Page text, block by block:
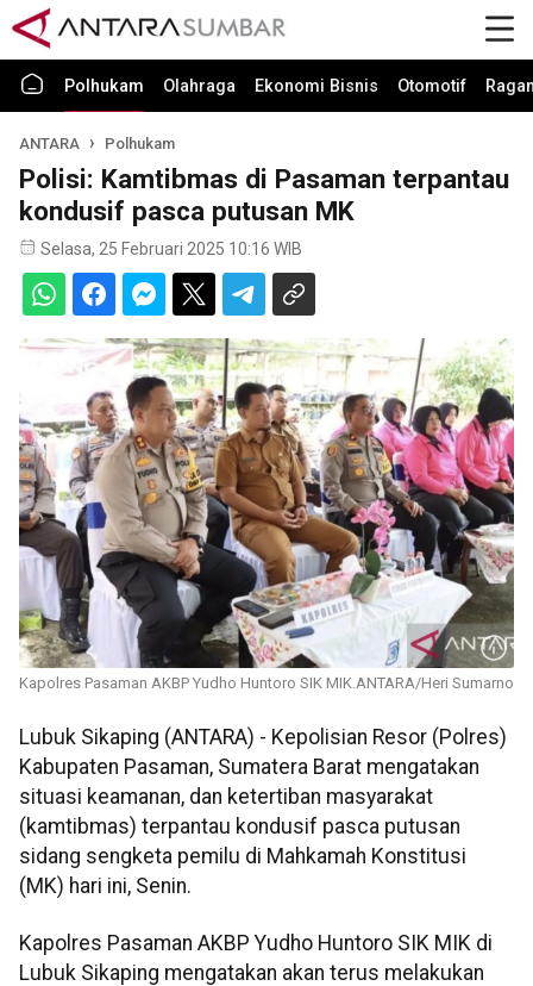
Polhukam Olahraga Ekonomi Bisnis Otomotif
ANTARA Polhukam
Polisi: Kamtibmas di Pasaman terpantau
kondusif pasca putusan MK
Selasa, 25 Februari 2025 10:16 WIB
Kapolres Pasaman AKBP Yudho Huntoro SIK MIK.ANTARA/Heri Sumarno
Lubuk Sikaping (ANTARA) - Kepolisian Resor (Polres)
Kabupaten Pasaman, Sumatera Barat mengatakan
situasi keamanan, dan ketertiban masyarakat
(kamtibmas) terpantau kondusif pasca putusan
sidang sengketa pemilu di Mahkamah Konstitusi
(MK) hari ini, Senin.
Kapolres Pasaman AKBP Yudho Huntoro SIK MIK di
Lubuk Sikaping mengatakan akan terus melakukan